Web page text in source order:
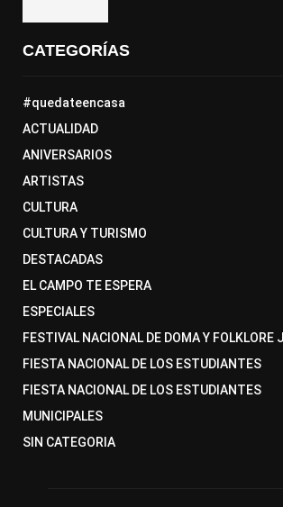
CATEGORÍAS
#quedateencasa
ACTUALIDAD
ANIVERSARIOS
ARTISTAS
CULTURA
CULTURA Y TURISMO
DESTACADAS
EL CAMPO TE ESPERA
ESPECIALES
FESTIVAL NACIONAL DE DOMA Y FOLKLORE
FIESTA NACIONAL DE LOS ESTUDIANTES
FIESTA NACIONAL DE LOS ESTUDIANTES
MUNICIPALES
SIN CATEGORIA